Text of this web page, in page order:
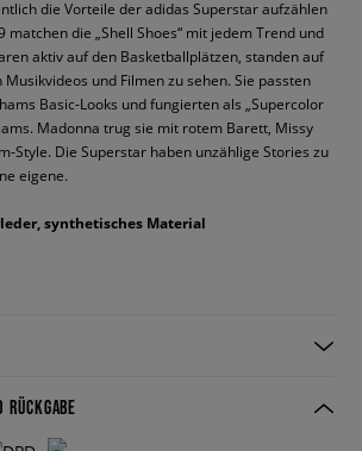
die Vorteile der adidas Superstar aufzählen
matchen die „Shell Shoes“ mit jedem Trend und
aktiv auf den Basketballplätzen, standen auf
und Filmen zu sehen. Sie passten
Basic-Looks und fungierten als „Supercolor
Madonna trug sie mit rotem Barett, Missy
Style. Die Superstar haben unzählige Stories zu
eigene.
synthetisches Material